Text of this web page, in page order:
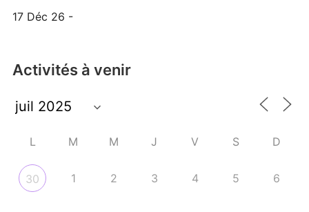
17 Déc 26 -
Activités à venir
L M M J V S D
30 1 2 3 4 5 6